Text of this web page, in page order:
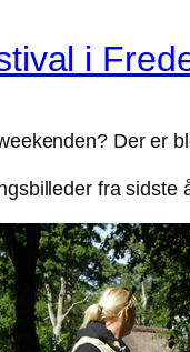
i
Der er
fra